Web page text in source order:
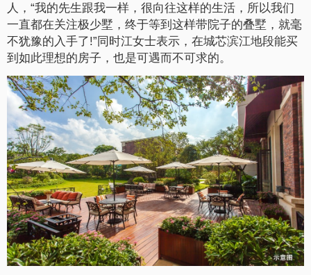
人，“我的先生跟我一样，很向往这样的生活，所以我们
一直都在关注极少墅，终于等到这样带院子的叠墅，就毫
不犹豫的入手了!”同时江女士表示，在城芯滨江地段能买
到如此理想的房子，也是可遇而不可求的。